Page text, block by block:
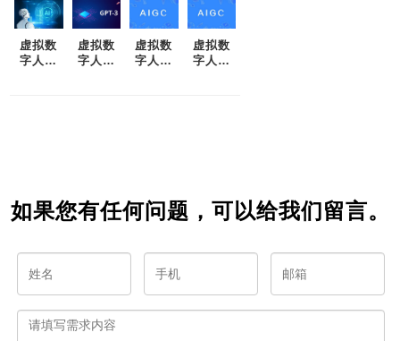
虚拟数
字人：
虚拟数
字人：
虚拟数
字人：
虚拟数
字人：
如果您有任何问题，可以给我们留言。